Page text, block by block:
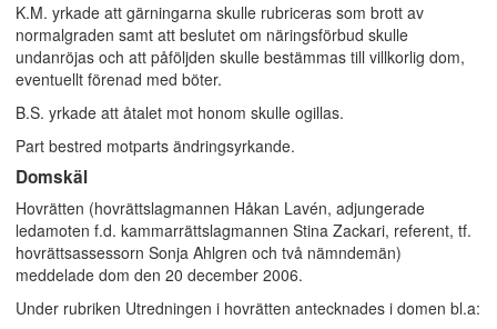
K.M. yrkade att gärningarna skulle rubriceras som brott av
normalgraden samt att beslutet om näringsförbud skulle
undanröjas och att påföljden skulle bestämmas till villkorlig dom,
eventuellt förenad med böter.
B.S. yrkade att åtalet mot honom skulle ogillas.
Part bestred motparts ändringsyrkande.
Domskäl
Hovrätten (hovrättslagmannen Håkan Lavén, adjungerade
ledamoten f.d. kammarrättslagmannen Stina Zackari, referent, tf.
hovrättsassessorn Sonja Ahlgren och två nämndemän)
meddelade dom den 20 december 2006.
Under rubriken Utredningen i hovrätten antecknades i domen bl.a: